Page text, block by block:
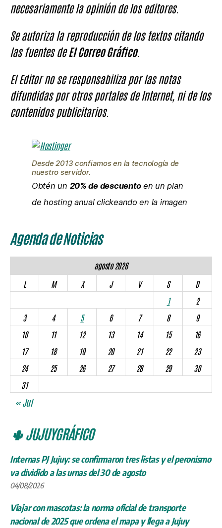
necesariamente la opinión de los editores.
Se autoriza la reproducción de los textos citando
las fuentes deEl Correo Gráfico.
El Editor no se responsabiliza por las notas
difundidas por otros portales de Internet, ni de los
contenidos publicitarios.
Desde 2013 confiamos en la tecnología de
nuestro servidor.
Obtén un 20% de descuentoen un plan
de hosting anual clickeando en la imagen
Agenda de Noticias
agosto 2026
L
M X J V S
D
1
2
3
4 5 6 7 8
9
10
11 12 13 14 15
16
17
18 19 20 21 22
23
24
25 26 27 28 29
30
31
« Jul
🌵 JUJUYGRÁFICO
Internas PJ Jujuy: se confirmaron tres listas y el peronismo
va dividido a las urnas del 30 de agosto
04/08/2026
Viajar con mascotas: la norma oficial de transporte
nacional de 2025 que ordena el mapa y llega a Jujuy